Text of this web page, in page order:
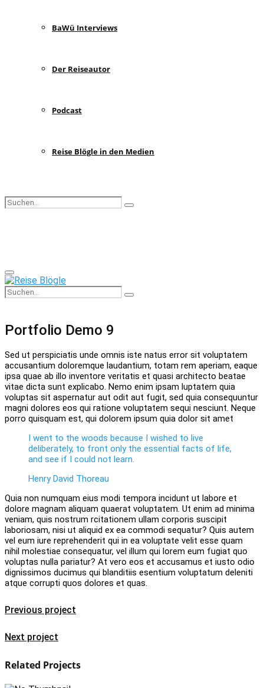
BaWü Interviews
Der Reiseautor
Podcast
Reise Blögle in den Medien
Search
Search
Primary
Menu
Search
for:
Search
Portfolio Demo 9
Sed ut perspiciatis unde omnis iste natus error sit voluptatem
accusantium doloremque laudantium, totam rem aperiam, eaque
ipsa quae ab illo inventore veritatis et quasi architecto beatae
vitae dicta sunt explicabo. Nemo enim ipsam luptatem quia
voluptas sit aspernatur aut odit aut fugit, sed quia consequuntur
magni dolores eos qui ratione voluptatem sequi nesciunt. Neque
porro quisquam est, qui dolorem ipsum quia dolor sit amet
I went to the woods because I wished to live
deliberately, to front only the essential facts of life,
and see if I could not learn.
Henry David Thoreau
Quia non numquam eius modi tempora incidunt ut labore et
dolore magnam aliquam quaerat voluptatem. Ut enim ad minima
veniam, quis nostrum rcitationem ullam corporis suscipit
laboriosam, nisi ut aliquid ex ea commodi sequatur? Quis autem
vel eum iure reprehenderit qui in ea voluptate velit esse quam
nihil molestiae consequatur, vel illum qui lorem eum fugiat quo
voluptas nulla pariatur? At vero eos et accusamus et iusto odio
dignissimos ducimus qui blanditiis esentium voluptatum deleniti
atque corrupti quos dolores et quas.
Previous project
Next project
Related Projects